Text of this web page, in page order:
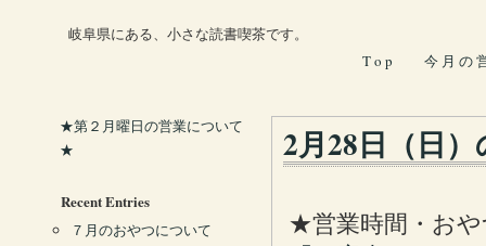
岐阜県にある、小さな読書喫茶です。
T o p
今 月 の
2月28日（日
★営業時間・お
★第２月曜日の営業について
★
Recent Entries
７月のおやつについて